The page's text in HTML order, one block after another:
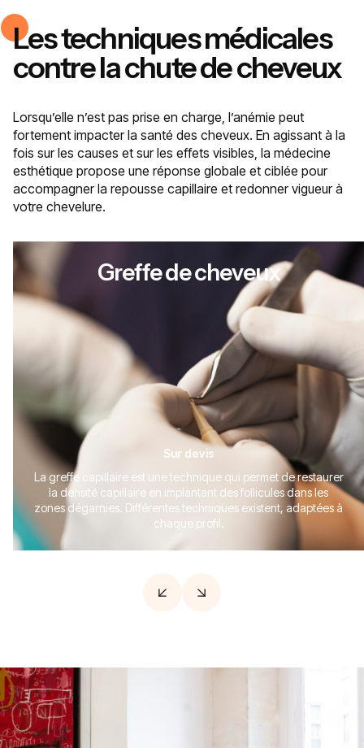
Les techniques médicales
contre la chute de cheveux
Lorsqu’elle n’est pas prise en charge, l’anémie peut
fortement impacter la santé des cheveux. En agissant à la
fois sur les causes et sur les effets visibles, la médecine
esthétique propose une réponse globale et ciblée pour
accompagner la repousse capillaire et redonner vigueur à
votre chevelure.
Greffe de cheveux
Sur devis
La greffe capillaire est une technique qui permet de restaurer
la densité capillaire en implantant des follicules dans les
zones dégarnies. Différentes techniques existent, adaptées à
chaque profil.